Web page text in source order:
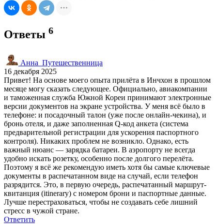
Ответы 6
Анна_Путешественница
16 декабря 2025
Привет! На основе моего опыта прилёта в Инчхон в прошлом
месяце могу сказать следующее. Официально, авиакомпании
и таможенная служба Южной Кореи принимают электронные
версии документов на экране устройства. У меня всё было в
телефоне: и посадочный талон (уже после онлайн-чекина), и
бронь отеля, и даже заполненная Q-код анкета (система
предварительной регистрации для ускорения паспортного
контроля). Никаких проблем не возникло. Однако, есть
важный нюанс — зарядка батареи. В аэропорту не всегда
удобно искать розетку, особенно после долгого перелёта.
Поэтому я всё же рекомендую иметь хотя бы самые ключевые
документы в распечатанном виде на случай, если телефон
разрядится. Это, в первую очередь, распечатанный маршрут-
квитанция (itinerary) с номером брони и паспортные данные.
Лучше перестраховаться, чтобы не создавать себе лишний
стресс в чужой стране.
Ответить